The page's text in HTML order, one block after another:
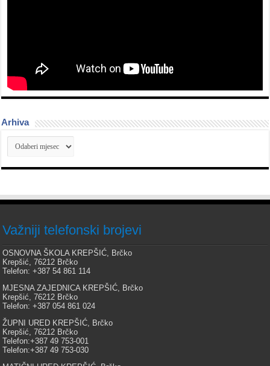
Arhiva
Arhiva
Važniji telefonski brojevi
OSNOVNA ŠKOLA KREPŠIĆ, Brčko
Krepšić, 76212 Brčko
Telefon: +387 54 861 114
MJESNA ZAJEDNICA KREPŠIĆ, Brčko
Krepšić, 76212 Brčko
Telefon: +387 054 861 024
ŽUPNI URED KREPŠIĆ, Brčko
Krepšić, 76212 Brčko
Telefon:+387 49 753-001
Telefon:+387 49 753-030